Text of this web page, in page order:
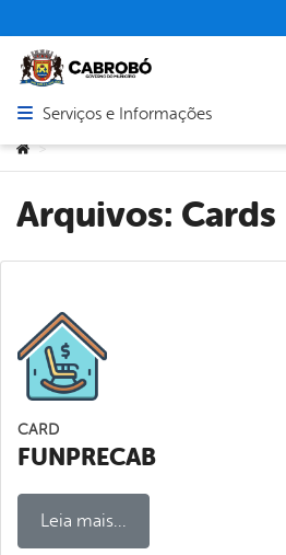
Abrir menu principal de navegação
Serviços e Informações
Você está aqui:
>
Arquivos: Cards
CARD
FUNPRECAB
Leia mais...